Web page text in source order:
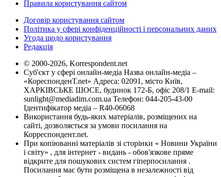
Правила користування сайтом
Договір користування сайтом
Політика у сфері конфіденційності і персональних даних
Угода щодо користування
Редакція
© 2000-2026, Korrespondent.net
Суб'єкт у сфері онлайн-медіа Назва онлайн-медіа –
«КореспонденТ.net» Адреса: 02091, місто Київ,
ХАРКІВСЬКЕ ШОСЕ, будинок 172-Б, офіс 208/1 E-mail:
sunlight@mediadim.com.ua Телефон: 044-205-43-00
Ідентифікатор медіа – R40-06068
Використання будь-яких матеріалів, розміщених на
сайті, дозволяється за умови посилання на
Корреспондент.net.
При копіюванні матеріалів зі сторінки « Новини України
і світу» , для інтернет - видань - обов'язкове пряме
відкрите для пошукових систем гіперпосилання .
Посилання має бути розміщена в незалежності від